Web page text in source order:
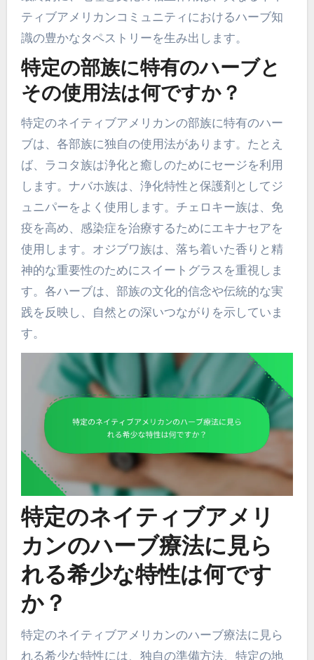
ティブアメリカンコミュニティにおけるハーブ知
識の豊かなタペストリーを生み出します。
特定の部族に特有のハーブと
その使用法は何ですか？
特定のネイティブアメリカンの部族に特有のハー
ブは、各部族に独自の使用法があります。たとえ
ば、ラコタ族は浄化と癒しのためにセージを利用
します。ナバホ族は、浄化特性と保護剤としてジ
ュニパーをよく使用します。チェロキー族は、免
疫を高め、感染症を治療するためにエキナセアを
使用します。オジブワ族は、落ち着いた香りと精
神的な重要性のためにスイートグラスを重視しま
す。各ハーブは、部族の文化的信念や伝統的な実
践を反映し、自然との深いつながりを示していま
す。
特定のネイティブアメリ
カンのハーブ療法に見ら
れる希少な特性は何です
か？
特定のネイティブアメリカンのハーブ療法に見ら
れる希少な特性には、独自の準備方法、特定の地